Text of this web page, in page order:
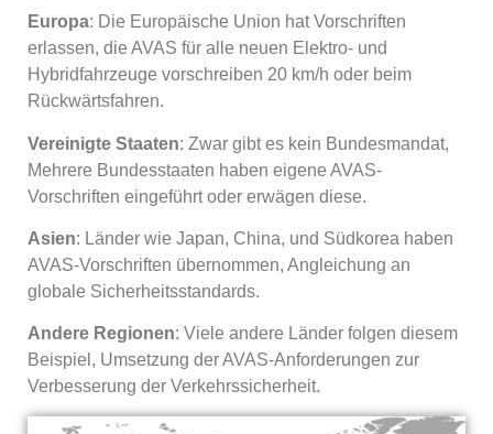
Europa: Die Europäische Union hat Vorschriften
erlassen, die AVAS für alle neuen Elektro- und
Hybridfahrzeuge vorschreiben 20 km/h oder beim
Rückwärtsfahren.
Vereinigte Staaten: Zwar gibt es kein Bundesmandat,
Mehrere Bundesstaaten haben eigene AVAS-
Vorschriften eingeführt oder erwägen diese.
Asien: Länder wie Japan, China, und Südkorea haben
AVAS-Vorschriften übernommen, Angleichung an
globale Sicherheitsstandards.
Andere Regionen: Viele andere Länder folgen diesem
Beispiel, Umsetzung der AVAS-Anforderungen zur
Verbesserung der Verkehrssicherheit.